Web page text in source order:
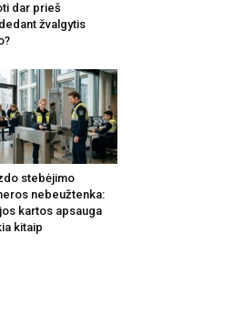
dar prieš
žvalgytis
stebėjimo
nebeužtenka:
kartos apsauga
kitaip